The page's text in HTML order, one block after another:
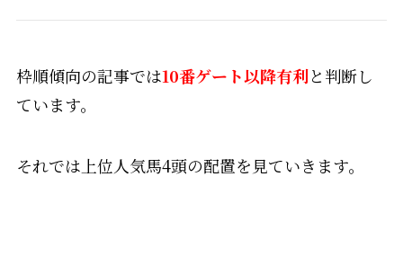
枠順傾向の記事では10番ゲート以降有利と判断し
ています。
それでは上位人気馬4頭の配置を見ていきます。